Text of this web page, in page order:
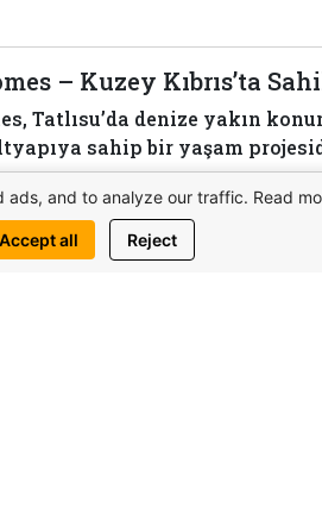
– Kuzey Kıbrıs’ta
Tatlısu’da denize yakın
sahip bir yaşam
and to analyze our traffic. Read
Accept all Reject